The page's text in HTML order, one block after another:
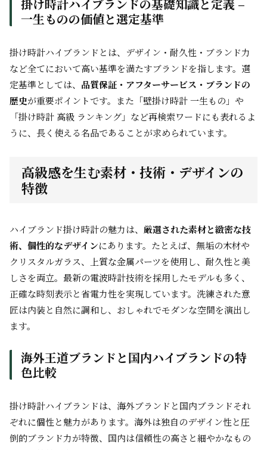
掛け時計ハイブランドの基礎知識と定義 –
一生ものの価値と選定基準
掛け時計ハイブランドとは、デザイン・耐久性・ブランド力
など全てにおいて高い基準を満たすブランドを指します。選
定基準としては、 品質保証・アフターサービス・ブランドの
歴史が重要ポイントです。また「壁掛け時計 一生もの」や
「掛け時計 高級 ランキング」など再検索ワードにも表れるよ
うに、長く使える名品であることが求められています。
高級感を生む素材・技術・デザインの
特徴
ハイブランド掛け時計の魅力は、 厳選された素材と緻密な技
術、個性的なデザインにあります。たとえば、無垢の木材や
クリスタルガラス、上質な金属パーツを使用し、耐久性と美
しさを両立。最新の電波時計技術を採用したモデルも多く、
正確な時刻表示と省電力性を実現しています。洗練された意
匠は内装と自然に調和し、おしゃれでモダンな空間を演出し
ます。
海外王道ブランドと国内ハイブランドの特
色比較
掛け時計ハイブランドは、海外ブランドと国内ブランドそれ
ぞれに個性と魅力があります。海外は独自のデザイン性と圧
倒的ブランド力が特徴、国内は信頼性の高さと細やかなもの